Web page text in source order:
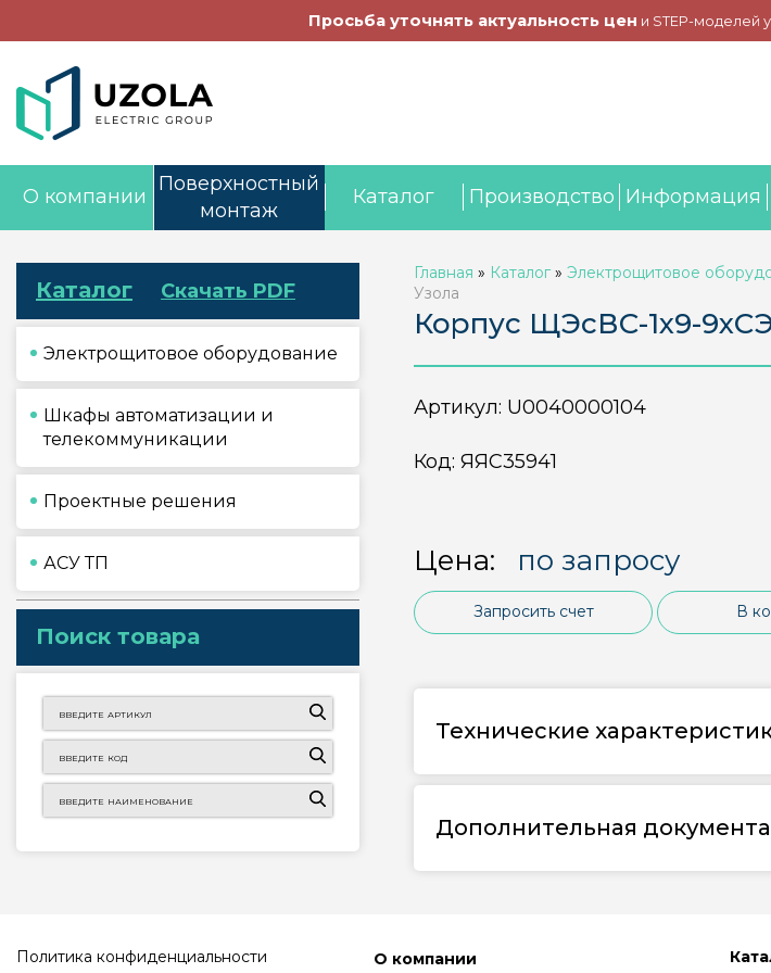
Просьба уточнять актуальность цен и STEP-моделей
О компании
Поверхностный
монтаж
Каталог Производство Информация
Каталог Скачать PDF
Электрощитовое оборудование
Шкафы автоматизации и
телекоммуникации
Проектные решения
АСУ ТП
Поиск товара
Главная » Каталог » Электрощитовое
Узола
Корпус ЩЭсВС-1х9-
Артикул: U0040000104
Код: ЯЯС35941
Цена: по запросу
Запросить счет В
Технические
Дополнительная
Политика конфиденциальности О компании